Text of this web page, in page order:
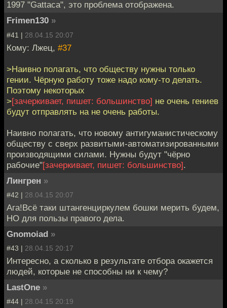
1997 "Gattaca", это проблема отображена.
Frimen130 »
#41 | 28.04.15 20:07
Кому: Лжец, #37
>Наивно полагать, что обществу нужны только
гении. Чёрную работу тоже надо кому-то делать.
Поэтому некоторых
>[зачеркивает, пишет: большинство] не очень гениев
будут отправлять на не очень работы.
Наивно полагать, что новому антигуманистическому
обществу с сверх развитыми-автоматизированными
производящими силами. Нужны будут "чёрно
рабочие"[зачеркивает, пишет: большинство].
Лингрен »
#42 | 28.04.15 20:07
Ага!Всё таки штангенциркулем бошки мерить будем,
НО для пользы правого дела.
Gnomoiad »
#43 | 28.04.15 20:17
Интересно, а сколько в результате отбора окажется
людей, которые не способны ни к чему?
LastOne »
#44 | 28.04.15 20:19